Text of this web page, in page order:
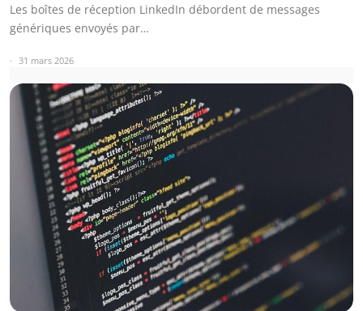
Les boîtes de réception LinkedIn débordent de messages
génériques envoyés par…
31 mars 2026